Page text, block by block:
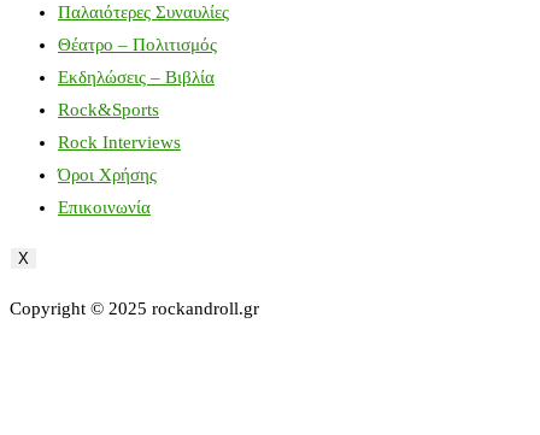
Παλαιότερες Συναυλίες
Θέατρο – Πολιτισμός
Εκδηλώσεις – Βιβλία
Rock&Sports
Rock Interviews
Όροι Χρήσης
Επικοινωνία
X
Copyright © 2025 rockandroll.gr